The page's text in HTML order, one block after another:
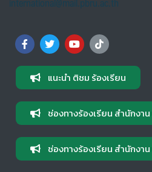
แนะนำ ติชม ร้องเรียน
ช่องทางร้องเรียน สำนักงา
ช่องทางร้องเรียน สำนักงา